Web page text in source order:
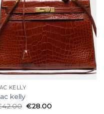
KELLY
kelly
42.00 €28.00